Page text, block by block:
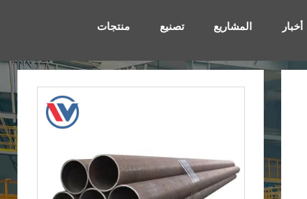
منتجات تصنيع المشاريع أخبار